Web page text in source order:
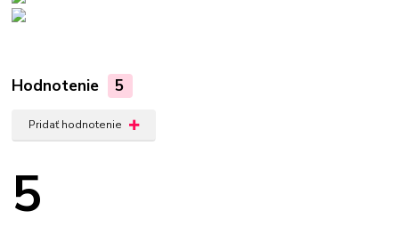
Hodnotenie 5
Pridať hodnotenie
5